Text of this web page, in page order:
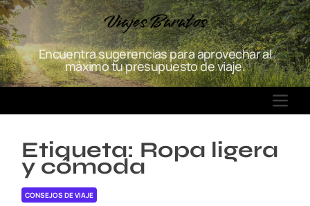
S
k
i
p
t
o
Viajes Baratos
Encuentra sugerencias para aprovechar al
máximo tu presupuesto de viaje.
M
E
U
Etiqueta: Ropa ligera
y cómoda
CONSEJOS DE VIAJE